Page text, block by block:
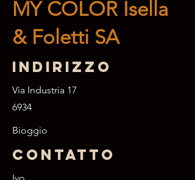
MY COLOR Isella
& Foletti SA
Indirizzo
Via Industria 17
6934
Bioggio
Contatto